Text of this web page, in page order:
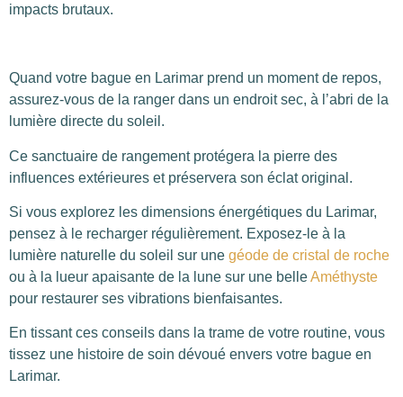
impacts brutaux.
Quand votre bague en Larimar prend un moment de repos,
assurez-vous de la ranger dans un endroit sec, à l’abri de la
lumière directe du soleil.
Ce sanctuaire de rangement protégera la pierre des
influences extérieures et préservera son éclat original.
Si vous explorez les dimensions énergétiques du Larimar,
pensez à le recharger régulièrement. Exposez-le à la
lumière naturelle du soleil sur une géode de cristal de roche
ou à la lueur apaisante de la lune sur une belleAméthyste
pour restaurer ses vibrations bienfaisantes.
En tissant ces conseils dans la trame de votre routine, vous
tissez une histoire de soin dévoué envers votre bague en
Larimar.